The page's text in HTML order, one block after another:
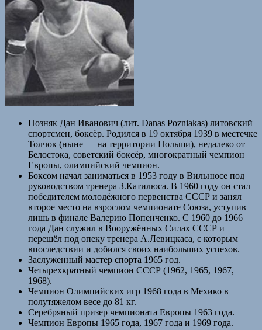
Позняк Дан Иванович (лит. Danas Pozniakas) литовский
спортсмен, боксёр. Родился в 19 октября 1939 в местечке
Толчок (ныне — на территории Польши), недалеко от
Белостока, советский боксёр, многократный чемпион
Европы, олимпийский чемпион.
Боксом начал заниматься в 1953 году в Вильнюсе под
руководством тренера З.Катилюса. В 1960 году он стал
победителем молодёжного первенства СССР и занял
второе место на взрослом чемпионате Союза, уступив
лишь в финале Валерию Попенченко. С 1960 до 1966
года Дан служил в Вооружённых Силах СССР и
перешёл под опеку тренера А.Левицкаса, с которым
впоследствии и добился своих наибольших успехов.
Заслуженный мастер спорта 1965 год.
Четырехкратный чемпион СССР (1962, 1965, 1967,
1968).
Чемпион Олимпийских игр 1968 года в Мехико в
полутяжелом весе до 81 кг.
Серебряный призер чемпионата Европы 1963 года.
Чемпион Европы 1965 года, 1967 года и 1969 года.